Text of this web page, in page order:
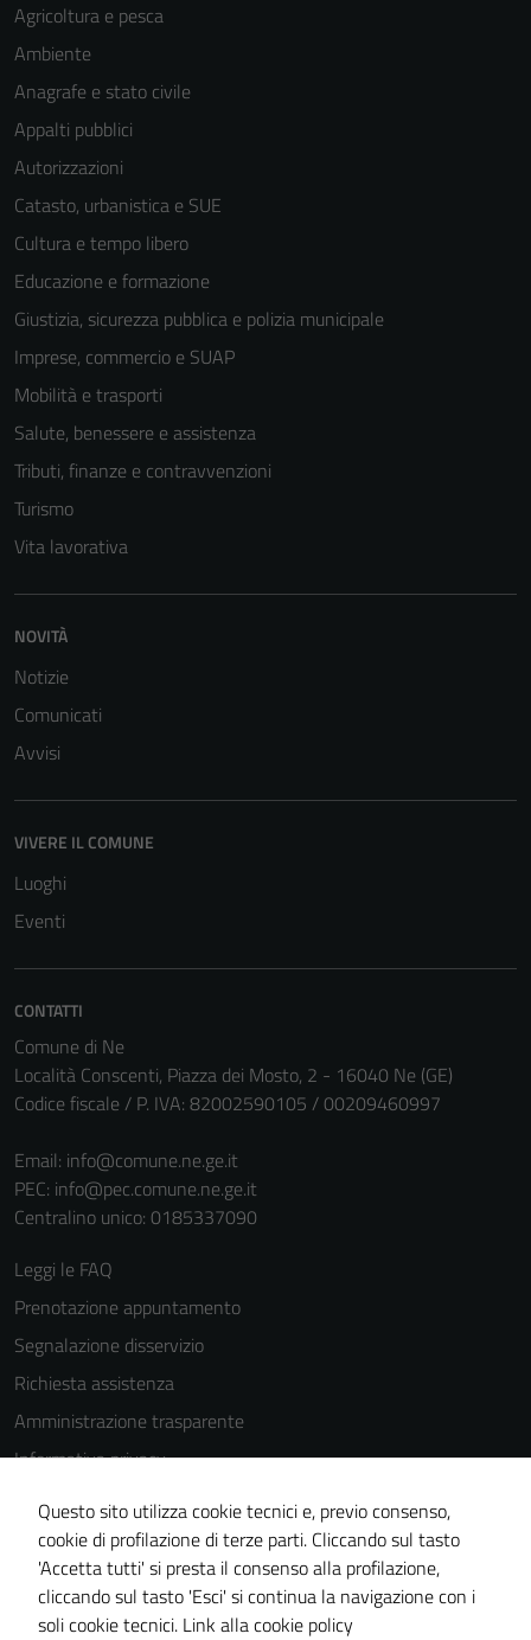
Agricoltura e pesca
Ambiente
Anagrafe e stato civile
Appalti pubblici
Autorizzazioni
Catasto, urbanistica e SUE
Cultura e tempo libero
Educazione e formazione
Giustizia, sicurezza pubblica e polizia municipale
Imprese, commercio e SUAP
Mobilità e trasporti
Salute, benessere e assistenza
Tributi, finanze e contravvenzioni
Turismo
Vita lavorativa
NOVITÀ
Notizie
Comunicati
Avvisi
VIVERE IL COMUNE
Luoghi
Eventi
CONTATTI
Comune di Ne
Località Conscenti, Piazza dei Mosto, 2 - 16040 Ne (GE)
Codice fiscale / P. IVA: 82002590105 / 00209460997
Email: info@comune.ne.ge.it
PEC: info@pec.comune.ne.ge.it
Centralino unico: 0185337090
Leggi le FAQ
Prenotazione appuntamento
Segnalazione disservizio
Richiesta assistenza
Amministrazione trasparente
Informativa privacy
Cookie Policy
Note legali
Dichiarazione di accessibilità
Piano di miglioramento del sito
Questo sito utilizza cookie tecnici e, previo consenso,
cookie di profilazione di terze parti. Cliccando sul tasto
'Accetta tutti' si presta il consenso alla profilazione,
cliccando sul tasto 'Esci' si continua la navigazione con i
soli cookie tecnici. Link alla cookie policy
per il
funzionamento